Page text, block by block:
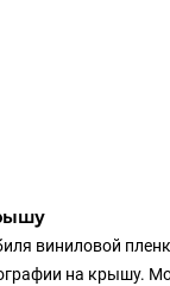
виниловой
на крышу.